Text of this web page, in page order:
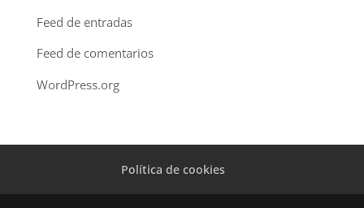
Feed de entradas
Feed de comentarios
WordPress.org
Política de cookies